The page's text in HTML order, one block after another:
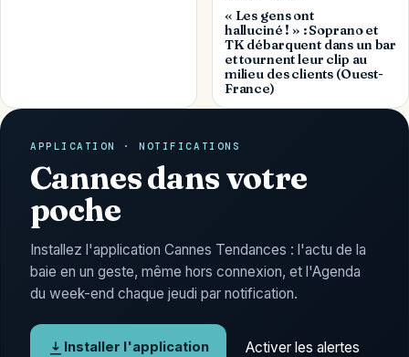
« Les gens ont
halluciné ! » : Soprano et
TK débarquent dans un bar
et tournent leur clip au
milieu des clients (Ouest-
France)
APPLICATION · NOTIFICATIONS
Cannes dans votre
poche
Installez l'application Cannes Tendances : l'actu de la
baie en un geste, même hors connexion, et l'Agenda
du week-end chaque jeudi par notification.
Installer l'application Activer les alertes